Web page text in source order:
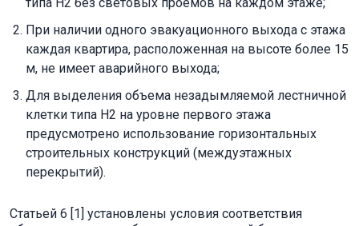
При наличии одного эвакуационного выхода с этажа
каждая квартира, расположенная на высоте более 15
м, не имеет аварийного выхода;
Для выделения объема незадымляемой лестничной
клетки типа Н2 на уровне первого этажа
предусмотрено использование горизонтальных
строительных конструкций (междуэтажных
перекрытий).
Статьей 6 [1] установлены условия соответствия